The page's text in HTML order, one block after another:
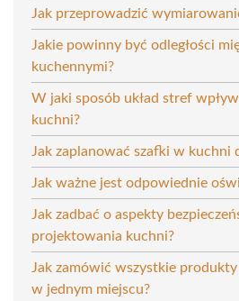
Jak przeprowadzić
Jakie powinny być odległości
kuchennymi?
W jaki sposób układ stref
kuchni?
Jak zaplanować szafki w kuchni
Jak ważne jest odpowiednie
Jak zadbać o aspekty
projektowania kuchni?
Jak zamówić wszystkie
w jednym miejscu?